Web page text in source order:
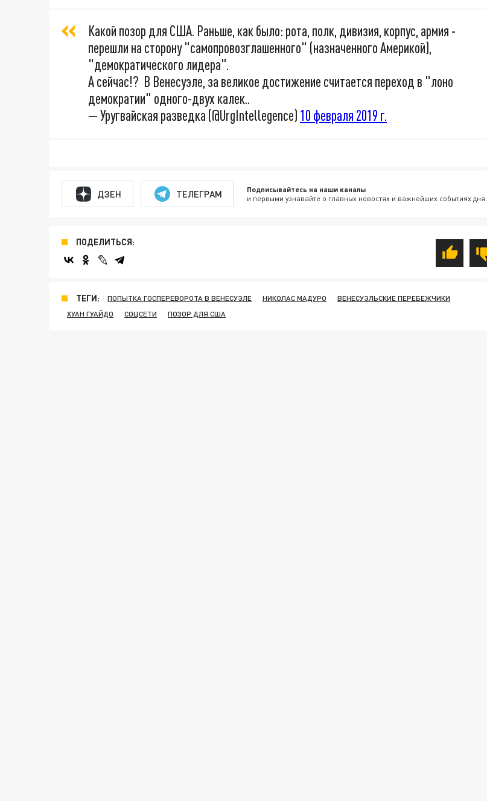
Какой позор для США. Раньше, как было: рота, полк, дивизия, корпус, армия -
перешли на сторону "самопровозглашенного" (назначенного Америкой),
"демократического лидера".
А сейчас!? В Венесуэле, за великое достижение считается переход в "лоно
демократии" одного-двух калек..
— Уругвайская разведка (@UrgIntellegence) 10 февраля 2019 г.
ДЗЕН ТЕЛЕГРАМ Подписывайтесь на наши каналы
и первыми узнавайте о главных новостях и важнейших событиях дня.
ПОДЕЛИТЬСЯ:
ТЕГИ: ПОПЫТКА ГОСПЕРЕВОРОТА В ВЕНЕСУЭЛЕ НИКОЛАС МАДУРО
ВЕНЕСУЭЛЬСКИЕ ПЕРЕБЕЖЧИКИ
ХУАН ГУАЙДО
СОЦСЕТИ ПОЗОР ДЛЯ США